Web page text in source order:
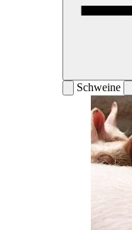
Schweine